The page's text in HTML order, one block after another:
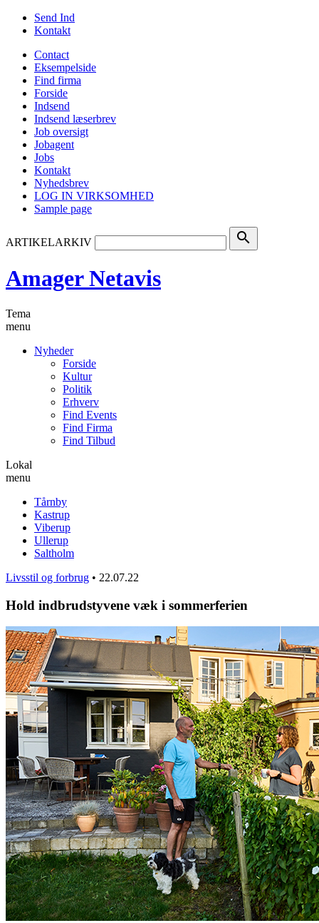
Send Ind
Kontakt
Contact
Eksempelside
Find firma
Forside
Indsend
Indsend læserbrev
Job oversigt
Jobagent
Jobs
Kontakt
Nyhedsbrev
LOG IN VIRKSOMHED
Sample page
ARTIKELARKIV search
Amager Netavis
Tema
menu
Nyheder
Forside
Kultur
Politik
Erhverv
Find Events
Find Firma
Find Tilbud
Lokal
menu
Tårnby
Kastrup
Viberup
Ullerup
Saltholm
Livsstil og forbrug • 22.07.22
Hold indbrudstyvene væk i sommerferien